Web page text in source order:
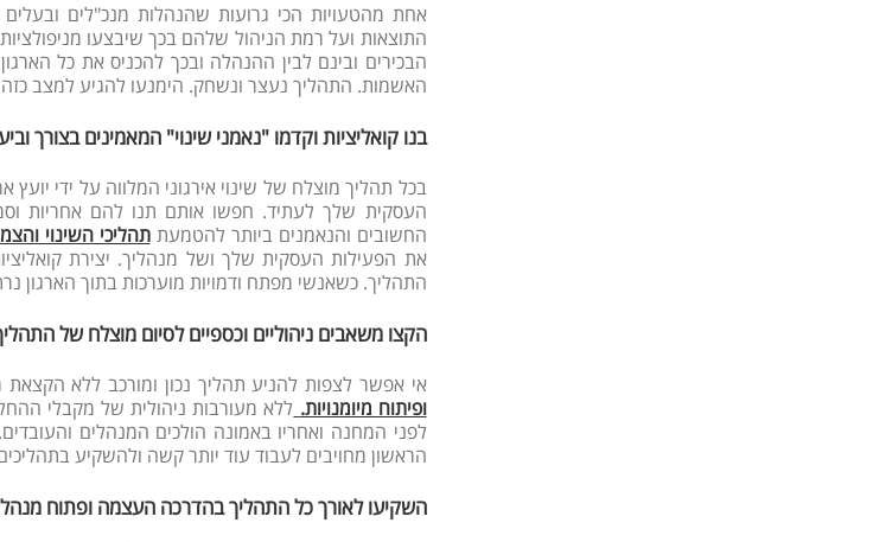
אחת מהטעויות הכי גרועות שהנהלות מנכ"לים
התוצאות ועל רמת הניהול שלהם בכך שיבצעו
הבכירים ובינם לבין ההנהלה ובכך להכניס את כל
האשמות. התהליך נעצר ונשחק. הימנעו להגיע למצב כזה
בנו קואליציות וקדמו "נאמני שינוי" המאמינים בצורך
בכל תהליך מוצלח של שינוי אירגוני המלווה על ידי
העסקית שלך לעתיד. חפשו אותם תנו להם אחריות
החשובים והנאמנים ביותר להטמעתתהליכי השינוי
את הפעילות העסקית שלך ושל מנהליך. יצירת
התהליך. כשאנשי מפתח ודמויות מוערכות בתוך הארגון
הקצו משאבים ניהוליים וכספיים לסיום מוצלח של
אי אפשר לצפות להניע תהליך נכון ומורכב ללא
ופיתוח מיומנויות. ללא מעורבות ניהולית של מקבלי
לפני המחנה ואחריו באמונה הולכים המנהלים
הראשון מחויבים לעבוד עוד יותר קשה ולהשקיע
השקיעו לאורך כל התהליך בהדרכה העצמה ופתוח